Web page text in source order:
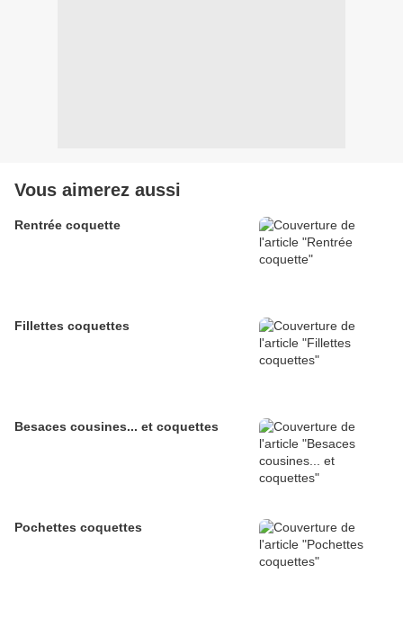
Vous aimerez aussi
Rentrée coquette
Fillettes coquettes
Besaces cousines... et coquettes
Pochettes coquettes